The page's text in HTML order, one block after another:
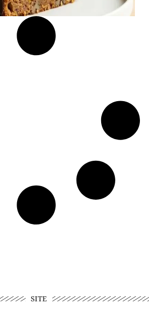
SITE